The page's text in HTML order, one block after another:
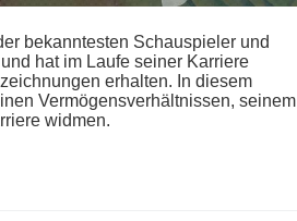
bekanntesten Schauspieler u​nd
hat i​m Laufe seiner Karriere
erhalten. In diesem
Vermögensverhältnissen, seinem
widmen.